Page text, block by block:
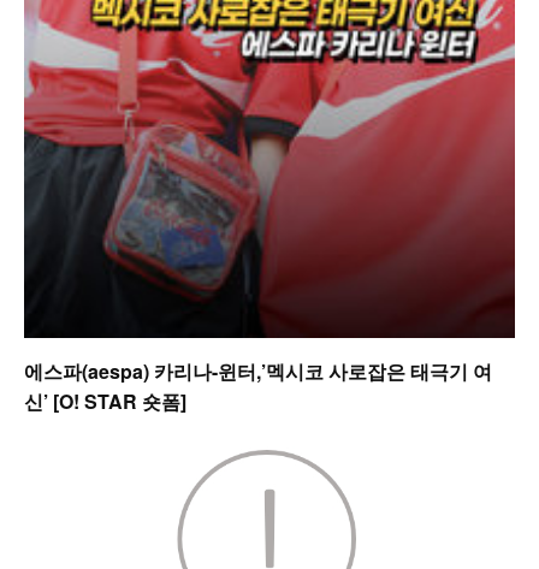
에스파(aespa) 카리나-윈터,’멕시코 사로잡은 태극기 여
신’ [O! STAR 숏폼]